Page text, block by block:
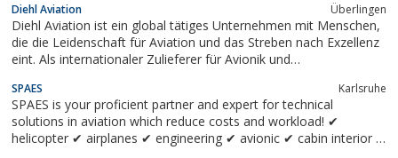
Diehl Aviation Überlingen
Diehl Aviation ist ein global tätiges Unternehmen mit Menschen,
die die Leidenschaft für Aviation und das Streben nach Exzellenz
eint. Als internationaler Zulieferer für Avionik und
Diehl Aviation in der Luftfahrtindustrie ein angesehener Partner.
SPAES Karlsruhe
SPAES is your proficient partner and expert for technical
solutions in aviation which reduce costs and workload! ✔
helicopter ✔ airplanes ✔ engineering ✔ avionic ✔ cabin interior ✔